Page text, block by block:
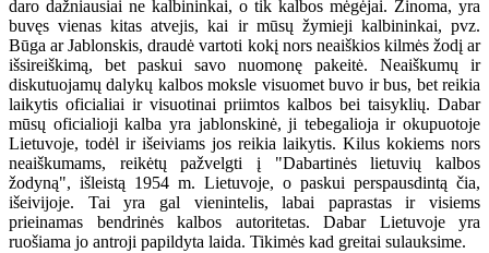
daro dažniausiai ne kalbininkai, o tik kalbos mėgėjai. Žinoma, yra
buvęs vienas kitas atvejis, kai ir mūsų žymieji kalbininkai, pvz.
Būga ar Jablonskis, draudė vartoti kokį nors neaiškios kilmės žodį ar
išsireiškimą, bet paskui savo nuomonę pakeitė. Neaiškumų ir
diskutuojamų dalykų kalbos moksle visuomet buvo ir bus, bet reikia
laikytis oficialiai ir visuotinai priimtos kalbos bei taisyklių. Dabar
mūsų oficialioji kalba yra jablonskinė, ji tebegalioja ir okupuotoje
Lietuvoje, todėl ir išeiviams jos reikia laikytis. Kilus kokiems nors
neaiškumams, reikėtų pažvelgti į "Dabartinės lietuvių kalbos
žodyną", išleistą 1954 m. Lietuvoje, o paskui perspausdintą čia,
išeivijoje. Tai yra gal vienintelis, labai paprastas ir visiems
prieinamas bendrinės kalbos autoritetas. Dabar Lietuvoje yra
ruošiama jo antroji papildyta laida. Tikimės kad greitai sulauksime.